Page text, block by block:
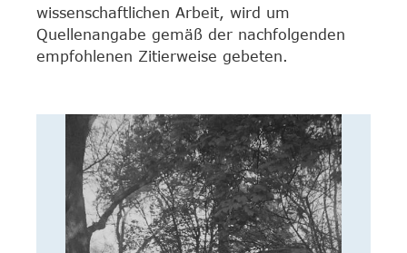
wissenschaftlichen Arbeit, wird um
Quellenangabe gemäß der nachfolgenden
empfohlenen Zitierweise gebeten.